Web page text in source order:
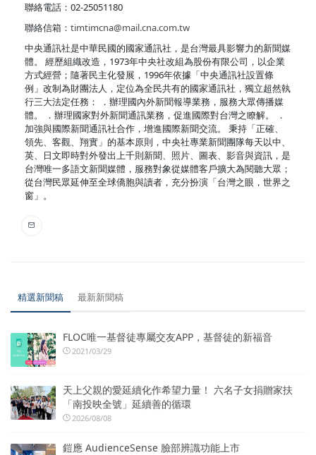
聯絡電話：02-25051180
聯絡信箱： timtimcna@mail.cna.com.tw
中央通訊社是中華民國的國家通訊社，是台灣最具影響力的新聞媒
體。 經歷組織改造，1973年中央社改組為股份有限公司，以企業
方式經營；隨著民主化發展，1996年依據「中央通訊社設置條
例」改制為財團法人，定位為全民共有的國家通訊社，獨立超然執
行三大法定任務： ．辦理國內外新聞報導業務，服務大眾傳播媒
體。 ．辦理國家對外新聞通訊業務，促進國際對台灣之瞭解。 ．
加強與國際新聞通訊社合作，增進國際新聞交流。 秉持「正確、
領先、客觀、翔實」的基本原則，中央社專業新聞團隊每天以中、
英、日文即時對外發出上千則新聞、照片、圖表、影音與資訊，是
台灣唯一多語文新聞媒體，服務對象從媒體客戶擴大為閱聽大眾；
從台灣民眾延伸至全球僑胞與讀者，充分扮演「台灣之眼，世界之
窗」。
精選新聞稿 最新新聞稿
FLOC唯一基督徒專屬交友APP，基督徒的新福音
2021/03/29
天上父親的愛延續化作希望力量！ 六名子女捐贈家扶
「南投映全號」延續善的循環
2026/08/08
鎧應 AudienceSense 臉部辨識功能上市